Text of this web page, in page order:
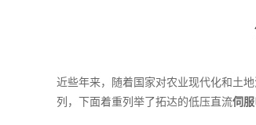
近些年来，随着国家对农业现代化和土
列，下面着重列举了拓达的低压直流伺